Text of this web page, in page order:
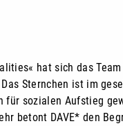
hat sich das
Sternchen ist im
für sozialen Aufstieg
betont DAVE* den